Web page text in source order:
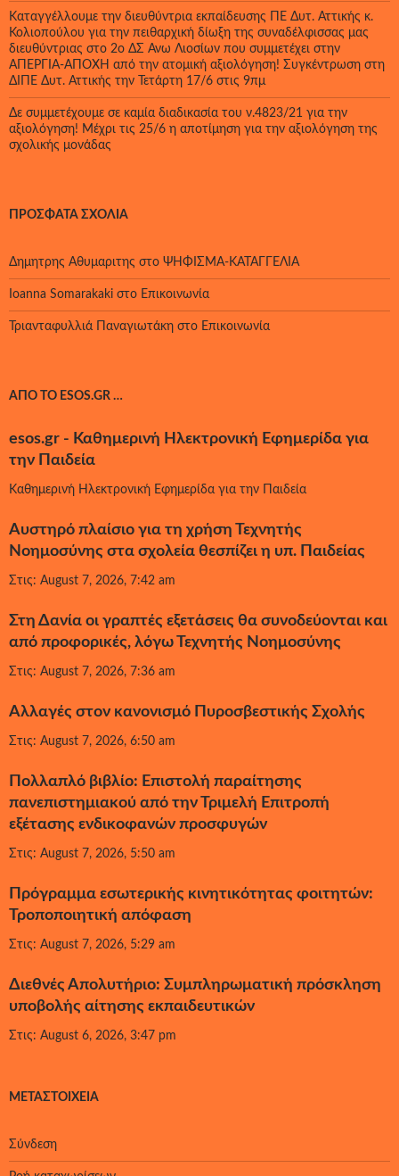
Καταγγέλλουμε την διευθύντρια εκπαίδευσης ΠΕ Δυτ. Αττικής κ.
Κολιοπούλου για την πειθαρχική δίωξη της συναδέλφισσας μας
διευθύντριας στο 2ο ΔΣ Άνω Λιοσίων που συμμετέχει στην
ΑΠΕΡΓΙΑ-ΑΠΟΧΗ από την ατομική αξιολόγηση! Συγκέντρωση στη
ΔΙΠΕ Δυτ. Αττικής την Τετάρτη 17/6 στις 9πμ
Δε συμμετέχουμε σε καμία διαδικασία του ν.4823/21 για την
αξιολόγηση! Μέχρι τις 25/6 η αποτίμηση για την αξιολόγηση της
σχολικής μονάδας
ΠΡΌΣΦΑΤΑ ΣΧΌΛΙΑ
Δημητρης Αθυμαριτης στο ΨΗΦΙΣΜΑ-ΚΑΤΑΓΓΕΛΙΑ
Ioanna Somarakaki στο Επικοινωνία
Τριανταφυλλιά Παναγιωτάκη στο Επικοινωνία
ΑΠΌ ΤΟ ESOS.GR …
esos.gr - Καθημερινή Ηλεκτρονική Εφημερίδα για
την Παιδεία
Καθημερινή Ηλεκτρονική Εφημερίδα για την Παιδεία
Αυστηρό πλαίσιο για τη χρήση Τεχνητής
Νοημοσύνης στα σχολεία θεσπίζει η υπ. Παιδείας
Στις: August 7, 2026, 7:42 am
Στη Δανία οι γραπτές εξετάσεις θα συνοδεύονται και
από προφορικές, λόγω Τεχνητής Νοημοσύνης
Στις: August 7, 2026, 7:36 am
Αλλαγές στον κανονισμό Πυροσβεστικής Σχολής
Στις: August 7, 2026, 6:50 am
Πολλαπλό βιβλίο: Επιστολή παραίτησης
πανεπιστημιακού από την Τριμελή Επιτροπή
εξέτασης ενδικοφανών προσφυγών
Στις: August 7, 2026, 5:50 am
Πρόγραμμα εσωτερικής κινητικότητας φοιτητών:
Τροποποιητική απόφαση
Στις: August 7, 2026, 5:29 am
Διεθνές Απολυτήριο: Συμπληρωματική πρόσκληση
υποβολής αίτησης εκπαιδευτικών
Στις: August 6, 2026, 3:47 pm
ΜΕΤΑΣΤΟΙΧΕΊΑ
Σύνδεση